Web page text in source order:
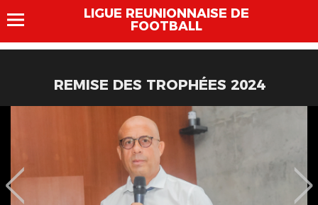
LIGUE REUNIONNAISE DE
FOOTBALL
REMISE DES TROPHÉES 2024